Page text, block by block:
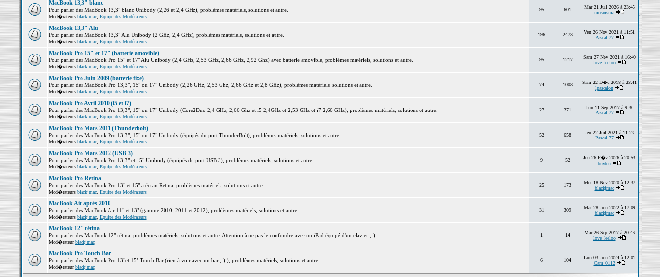
MacBook 13,3" blanc
Pour parler des MacBook 13,3" blanc Unibody (2,26 et 2,4 GHz), problèmes matériels, solutions et autre.
Mod�rateurs blackjmac, Equipe des Modérateurs
95 601
Mar 21 Juil 2026 à 23:45
mosmsma
MacBook 13,3" Alu
Pour parler des MacBook 13,3" Alu Unibody (2 GHz, 2,4 GHz), problèmes matériels, solutions et autre.
Mod�rateurs blackjmac, Equipe des Modérateurs
196 2473
Ven 26 Nov 2021 à 11:51
Pascal 77
MacBook Pro 15" et 17" (batterie amovible)
Pour parler des MacBook Pro 15" et 17" Alu Unibody (2,4 GHz, 2,53 GHz, 2,66 GHz, 2,92 Ghz) avec batterie amovible, problèmes matériels, solutions et autre.
Mod�rateurs blackjmac, Equipe des Modérateurs
95 1217
Sam 27 Nov 2021 à 16:40
love_leeloo
MacBook Pro Juin 2009 (batterie fixe)
Pour parler des MacBook Pro 13,3", 15" ou 17" Unibody (2,26 GHz, 2,53 Ghz, 2,66 GHz et 2,8 GHz), problèmes matériels, solutions et autre.
Mod�rateurs blackjmac, Equipe des Modérateurs
74 1008
Sam 22 D�c 2018 à 23:41
lpascalon
MacBook Pro Avril 2010 (i5 et i7)
Pour parler des MacBook Pro 13,3", 15" ou 17" Unibody (Core2Duo 2,4 GHz, 2,66 Ghz et i5 2,4GHz et 2,53 GHz et i7 2,66 GHz), problèmes matériels, solutions et autre.
Mod�rateurs blackjmac, Equipe des Modérateurs
27 271
Lun 11 Sep 2017 à 9:30
Pascal 77
MacBook Pro Mars 2011 (Thunderbolt)
Pour parler des MacBook Pro 13,3", 15" ou 17" Unibody (équipés du port ThunderBolt), problèmes matériels, solutions et autre.
Mod�rateurs blackjmac, Equipe des Modérateurs
52 658
Jeu 22 Juil 2021 à 11:23
Pascal 77
MacBook Pro Mars 2012 (USB 3)
Pour parler des MacBook Pro 13,3" et 15" Unibody (équipés du port USB 3), problèmes matériels, solutions et autre.
Mod�rateurs blackjmac, Equipe des Modérateurs
9 52
Jeu 26 F�v 2026 à 20:53
buyten
MacBook Pro Retina
Pour parler des MacBook Pro 13" et 15" a écran Retina, problèmes matériels, solutions et autre.
Mod�rateurs blackjmac, Equipe des Modérateurs
25 173
Mer 18 Nov 2020 à 12:37
blackjmac
MacBook Air après 2010
Pour parler des MacBook Air 11" et 13" (gamme 2010, 2011 et 2012), problèmes matériels, solutions et autre.
Mod�rateurs blackjmac, Equipe des Modérateurs
31 309
Mar 28 Juin 2022 à 17:09
blackjmac
MacBook 12" rétina
Pour parler des MacBook 12" rétina, problèmes matériels, solutions et autre. Attention à ne pas le confondre avec un iPad équipé d'un clavier ;-)
Mod�rateurblackjmac
1 14
Mar 26 Sep 2017 à 20:46
love_leeloo
MacBook Pro Touch Bar
Pour parler des MacBook Pro 13"et 15" Touch Bar (rien à voir avec un bar ;-) ), problèmes matériels, solutions et autre.
Mod�rateurblackjmac
6 104
Lun 03 Juin 2024 à 12:01
Cam_0112